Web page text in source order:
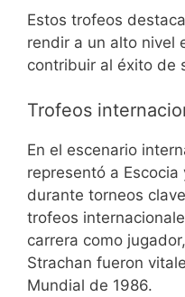
Estos trofeos
rendir a un alto nivel
contribuir al éxito de
Trofeos
En el escenario
representó a
durante torneos
trofeos
carrera como
Strachan fueron
Mundial de 1986.